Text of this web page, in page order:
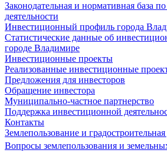
Законодательная и нормативная база
деятельности
Инвестиционный профиль города
Статистические данные об
городе Владимире
Инвестиционные проекты
Реализованные инвестиционные
Предложения для инвесторов
Обращение инвестора
Муниципально-частное партнерство
Поддержка инвестиционной
Контакты
Землепользование и градостроительная
Вопросы землепользования и